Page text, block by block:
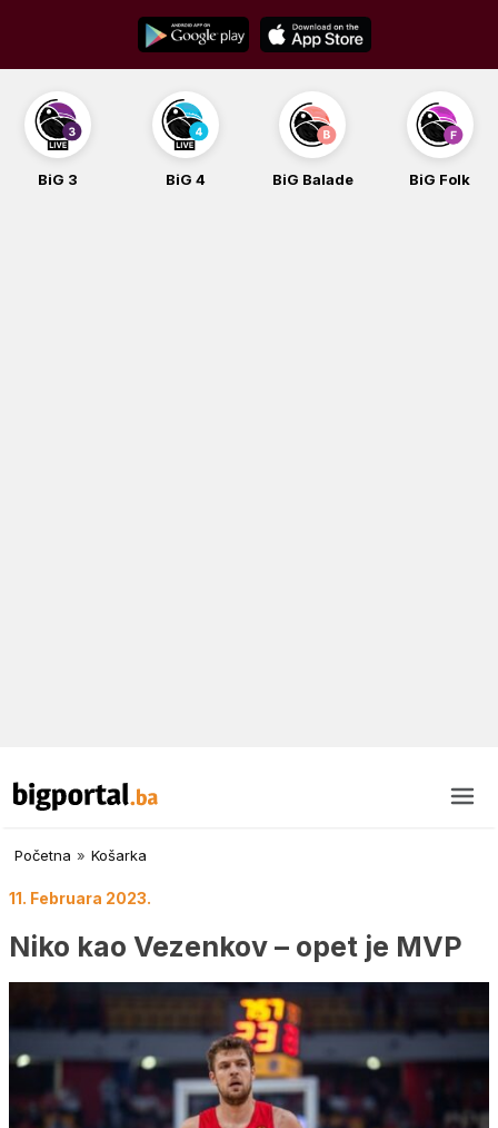
content
BiG 3 BiG 4 BiG Balade BiG Folk
Početna » Košarka
11. Februara 2023.
Niko kao Vezenkov – opet je MVP